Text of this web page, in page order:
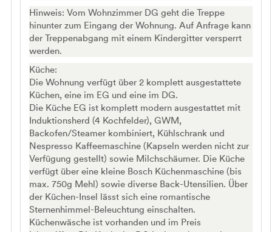
Hinweis: Vom Wohnzimmer DG geht die Treppe
hinunter zum Eingang der Wohnung. Auf Anfrage kann
der Treppenabgang mit einem Kindergitter versperrt
werden.
Küche:
Die Wohnung verfügt über 2 komplett ausgestattete
Küchen, eine im EG und eine im DG.
Die Küche EG ist komplett modern ausgestattet mit
Induktionsherd (4 Kochfelder), GWM,
Backofen/Steamer kombiniert, Kühlschrank und
Nespresso Kaffeemaschine (Kapseln werden nicht zur
Verfügung gestellt) sowie Milchschäumer. Die Küche
verfügt über eine kleine Bosch Küchenmaschine (bis
max. 750g Mehl) sowie diverse Back-Utensilien. Über
der Küchen-Insel lässt sich eine romantische
Sternenhimmel-Beleuchtung einschalten.
Küchenwäsche ist vorhanden und im Preis